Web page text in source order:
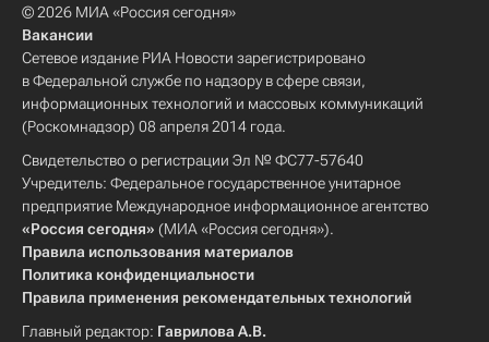
© 2026 МИА «Россия сегодня»
Вакансии
Сетевое издание РИА Новости зарегистрировано
в Федеральной службе по надзору в сфере связи,
информационных технологий и массовых коммуникаций
(Роскомнадзор) 08 апреля 2014 года.
Свидетельство о регистрации Эл № ФС77-57640
Учредитель: Федеральное государственное унитарное
предприятие Международное информационное агентство
«Россия сегодня» (МИА «Россия сегодня»).
Правила использования материалов
Политика конфиденциальности
Правила применения рекомендательных технологий
Главный редактор: Гаврилова А.В.